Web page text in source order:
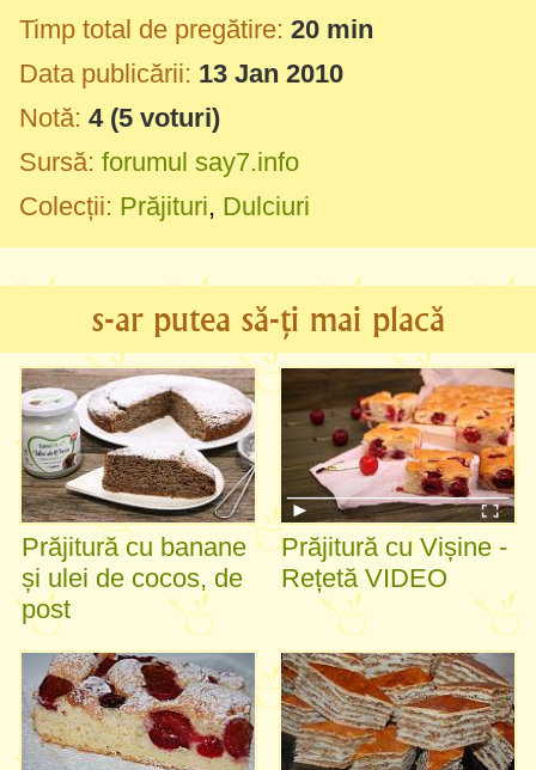
Timp total de pregătire: 20 min
Data publicării: 13 Jan 2010
Notă: 4(5 voturi)
Sursă: forumul say7.info
Colecții: Prăjituri, Dulciuri
s-ar putea să-ți mai placă
Prăjitură cu banane
și ulei de cocos, de
post
Prăjitură cu Vișine -
Rețetă VIDEO